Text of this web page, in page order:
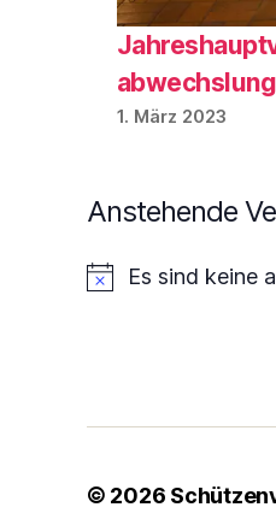
1. März 2023
Anstehende
H
i
Es sind keine
© 2026